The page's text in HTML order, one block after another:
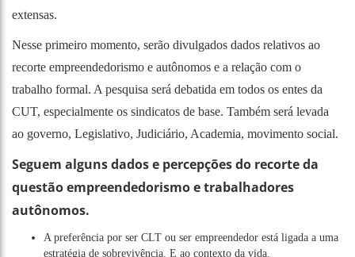
extensas.
Nesse primeiro momento, serão divulgados dados relativos ao
recorte empreendedorismo e autônomos e a relação com o
trabalho formal. A pesquisa será debatida em todos os entes da
CUT, especialmente os sindicatos de base. Também será levada
ao governo, Legislativo, Judiciário, Academia, movimento social.
Seguem alguns dados e percepções do recorte da
questão empreendedorismo e trabalhadores
autônomos.
A preferência por ser CLT ou ser empreendedor está ligada a uma
estratégia de sobrevivência. E ao contexto da vida.